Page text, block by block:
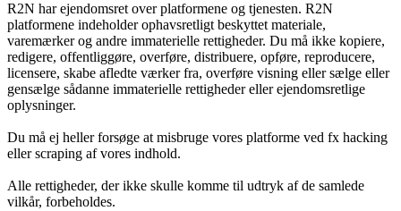
R2N har ejendomsret over platformene og tjenesten. R2N
platformene indeholder ophavsretligt beskyttet materiale,
varemærker og andre immaterielle rettigheder. Du må ikke kopiere,
redigere, offentliggøre, overføre, distribuere, opføre, reproducere,
licensere, skabe afledte værker fra, overføre visning eller sælge eller
gensælge sådanne immaterielle rettigheder eller ejendomsretlige
oplysninger.
Du må ej heller forsøge at misbruge vores platforme ved fx hacking
eller scraping af vores indhold.
Alle rettigheder, der ikke skulle komme til udtryk af de samlede
vilkår, forbeholdes.